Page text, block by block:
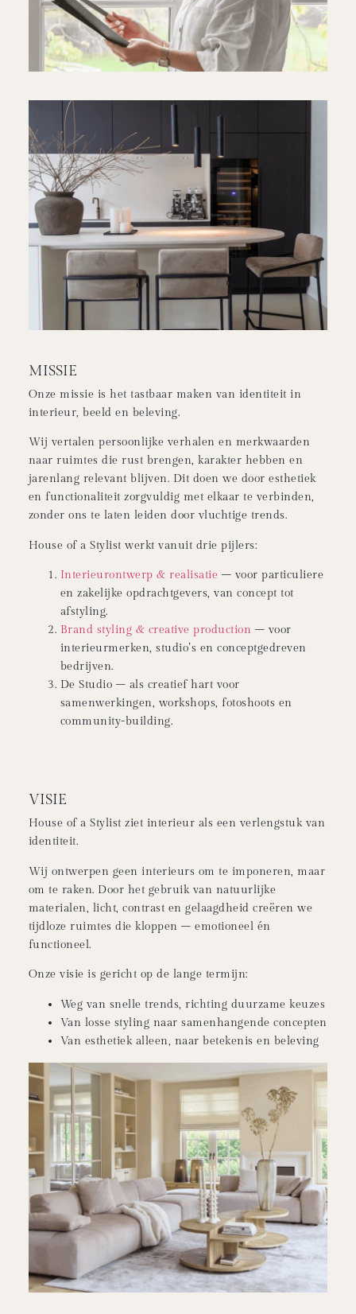
MISSIE
Onze missie is het tastbaar maken van identiteit in
interieur, beeld en beleving.
Wij vertalen persoonlijke verhalen en merkwaarden
naar ruimtes die rust brengen, karakter hebben en
jarenlang relevant blijven. Dit doen we door esthetiek
en functionaliteit zorgvuldig met elkaar te verbinden,
zonder ons te laten leiden door vluchtige trends.
House of a Stylist werkt vanuit drie pijlers:
Interieurontwerp & realisatie – voor particuliere
en zakelijke opdrachtgevers, van concept tot
afstyling.
Brand styling & creative production – voor
interieurmerken, studio’s en conceptgedreven
bedrijven.
De Studio – als creatief hart voor
samenwerkingen, workshops, fotoshoots en
community-building.
VISIE
House of a Stylist ziet interieur als een verlengstuk van
identiteit.
Wij ontwerpen geen interieurs om te imponeren, maar
om te raken. Door het gebruik van natuurlijke
materialen, licht, contrast en gelaagdheid creëren we
tijdloze ruimtes die kloppen – emotioneel én
functioneel.
Onze visie is gericht op de lange termijn:
Weg van snelle trends, richting duurzame keuzes
Van losse styling naar samenhangende concepten
Van esthetiek alleen, naar betekenis en beleving